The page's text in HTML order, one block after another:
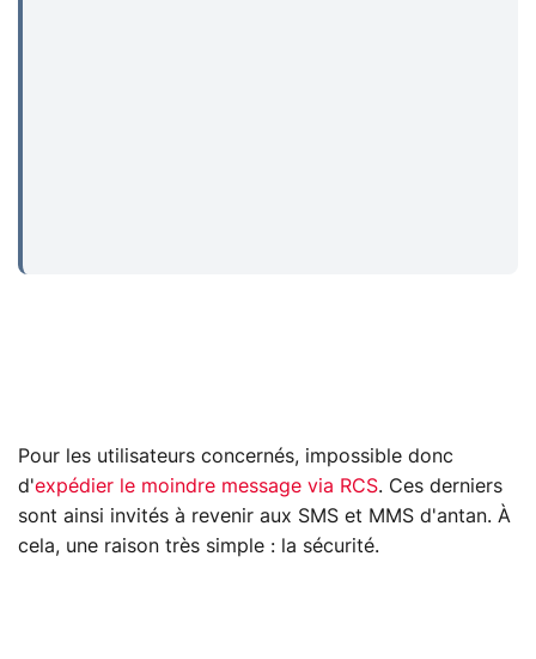
Pour les utilisateurs concernés, impossible donc
d'expédier le moindre message via RCS. Ces derniers
sont ainsi invités à revenir aux SMS et MMS d'antan. À
cela, une raison très simple : la sécurité.